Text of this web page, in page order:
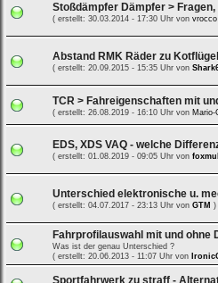
Stoßdämpfer Dämpfer >
( erstellt: 30.03.2014 - 17:30 Uhr von vrocco
Abstand RMK Räder zu
( erstellt: 20.09.2015 - 15:35 Uhr von
TCR > Fahreigenschaften mit
( erstellt: 26.08.2019 - 16:10 Uhr von Mario-
EDS, XDS VAQ - welche
( erstellt: 01.08.2019 - 09:05 Uhr von
Unterschied elektronische u.
( erstellt: 04.07.2017 - 23:13 Uhr von GTM )
Fahrprofilauswahl mit und ohne
Was ist der genau Unterschied ?
( erstellt: 20.06.2013 - 11:07 Uhr von
Sportfahrwerk zu straff -